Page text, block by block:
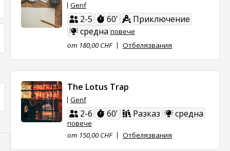
Genf
2-5 60'
Приключение
средна повече
от 180,00 CHF
Отбелязвания
The Lotus Trap
Genf
2-6 60' Разказ средна
повече
от 150,00 CHF
Отбелязвания